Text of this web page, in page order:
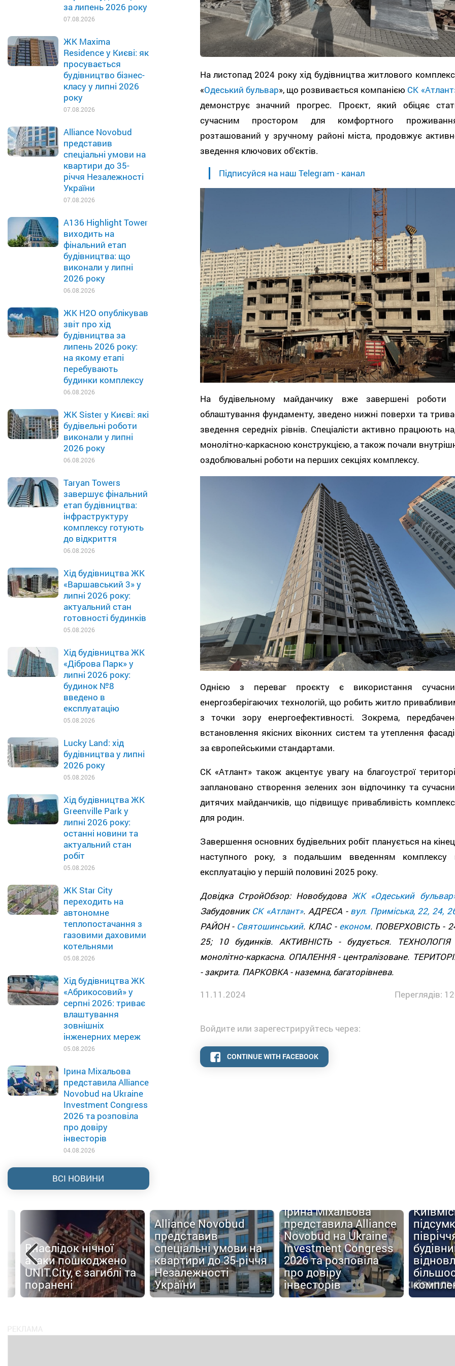
за липень 2026 року
07.08.2026
ЖК Maxima
Residence у Києві: як
просувається
будівництво бізнес-
класу у липні 2026
року
07.08.2026
Alliance Novobud
представив
спеціальні умови на
квартири до 35-
річчя Незалежності
України
07.08.2026
A136 Highlight Tower
виходить на
фінальний етап
будівництва: що
виконали у липні
2026 року
06.08.2026
ЖК H2O опублікував
звіт про хід
будівництва за
липень 2026 року:
на якому етапі
перебувають
будинки комплексу
06.08.2026
ЖК Sister у Києві: які
будівельні роботи
виконали у липні
2026 року
06.08.2026
Taryan Towers
завершує фінальний
етап будівництва:
інфраструктуру
комплексу готують
до відкриття
06.08.2026
Хід будівництва ЖК
«Варшавський 3» у
липні 2026 року:
актуальний стан
готовності будинків
05.08.2026
Хід будівництва ЖК
«Діброва Парк» у
липні 2026 року:
будинок №8
введено в
експлуатацію
05.08.2026
Lucky Land: хід
будівництва у липні
2026 року
05.08.2026
Хід будівництва ЖК
Greenville Park у
липні 2026 року:
останні новини та
актуальний стан
робіт
05.08.2026
ЖК Star City
переходить на
автономне
теплопостачання з
газовими даховими
котельнями
05.08.2026
Хід будівництва ЖК
«Абрикосовий» у
серпні 2026: триває
влаштування
зовнішніх
інженерних мереж
05.08.2026
Ірина Міхальова
представила Alliance
Novobud на Ukraine
Investment Congress
2026 та розповіла
про довіру
інвесторів
04.08.2026
ВСІ НОВИНИ
На листопад 2024 року хід будівництва житлового
«Одеський бульвар», що розвивається компанією СК
демонструє значний прогрес. Проєкт, який обіцяє
сучасним простором для комфортного
розташований у зручному районі міста, продовжує
зведення ключових об'єктів.
Підписуйся на наш Telegram - канал
На будівельному майданчику вже завершені роботи
облаштування фундаменту, зведено нижні поверхи та
зведення середніх рівнів. Спеціалісти активно працюють
монолітно-каркасною конструкцією, а також почали
оздоблювальні роботи на перших секціях комплексу.
Однією з переваг проєкту є використання
енергозберігаючих технологій, що робить житло
з точки зору енергоефективності. Зокрема,
встановлення якісних віконних систем та утеплення
за європейськими стандартами.
СК «Атлант» також акцентує увагу на благоустрої
заплановано створення зелених зон відпочинку та
дитячих майданчиків, що підвищує привабливість
для родин.
Завершення основних будівельних робіт планується на
наступного року, з подальшим введенням комплексу
експлуатацію у першій половині 2025 року.
Довідка СтройОбзор: Новобудова ЖК «Одеський
Забудовник СК «Атлант». АДРЕСА - вул. Приміська, 22, 24,
РАЙОН - Святошинський. КЛАС - економ. ПОВЕРХОВІСТЬ -
25; 10 будинків. АКТИВНІСТЬ - будується.
монолітно-каркасна. ОПАЛЕННЯ - централізоване.
- закрита. ПАРКОВКА - наземна, багаторівнева.
11.11.2024
Переглядів:
Войдите или зарегестрируйтесь через:
CONTINUE WITH FACEBOOK
Внаслідок нічної
атаки пошкоджено
UNIT.City, є загиблі та
поранені
Alliance Novobud
представив
спеціальні умови на
квартири до 35-річчя
Незалежності
України
Ірина Міхальова
представила Alliance
Novobud на Ukraine
Investment Congress
2026 та розповіла
про довіру
інвесторів